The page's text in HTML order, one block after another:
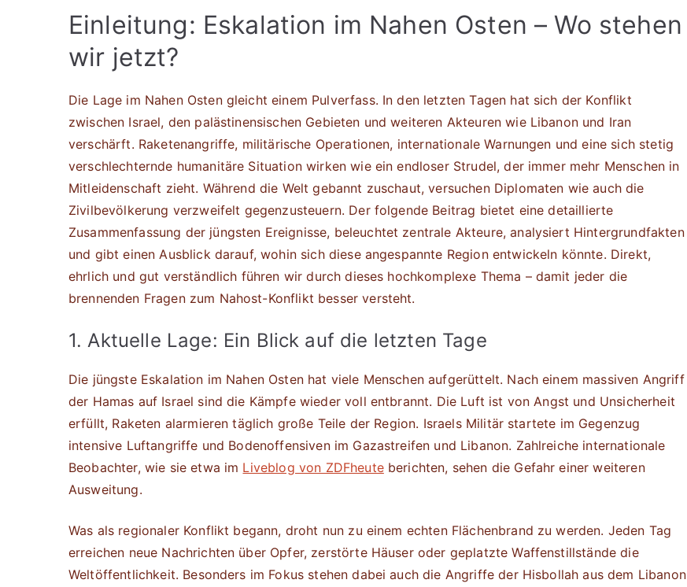
Einleitung: Eskalation im Nahen Osten – Wo stehen
wir jetzt?
Die Lage im Nahen Osten gleicht einem Pulverfass. In den letzten Tagen hat sich der Konflikt
zwischen Israel, den palästinensischen Gebieten und weiteren Akteuren wie Libanon und Iran
verschärft. Raketenangriffe, militärische Operationen, internationale Warnungen und eine sich stetig
verschlechternde humanitäre Situation wirken wie ein endloser Strudel, der immer mehr Menschen in
Mitleidenschaft zieht. Während die Welt gebannt zuschaut, versuchen Diplomaten wie auch die
Zivilbevölkerung verzweifelt gegenzusteuern. Der folgende Beitrag bietet eine detaillierte
Zusammenfassung der jüngsten Ereignisse, beleuchtet zentrale Akteure, analysiert Hintergrundfakten
und gibt einen Ausblick darauf, wohin sich diese angespannte Region entwickeln könnte. Direkt,
ehrlich und gut verständlich führen wir durch dieses hochkomplexe Thema – damit jeder die
brennenden Fragen zum Nahost-Konflikt besser versteht.
1. Aktuelle Lage: Ein Blick auf die letzten Tage
Die jüngste Eskalation im Nahen Osten hat viele Menschen aufgerüttelt. Nach einem massiven Angriff
der Hamas auf Israel sind die Kämpfe wieder voll entbrannt. Die Luft ist von Angst und Unsicherheit
erfüllt, Raketen alarmieren täglich große Teile der Region. Israels Militär startete im Gegenzug
intensive Luftangriffe und Bodenoffensiven im Gazastreifen und Libanon. Zahlreiche internationale
Beobachter, wie sie etwa im Liveblog von ZDFheuteberichten, sehen die Gefahr einer weiteren
Ausweitung.
Was als regionaler Konflikt begann, droht nun zu einem echten Flächenbrand zu werden. Jeden Tag
erreichen neue Nachrichten über Opfer, zerstörte Häuser oder geplatzte Waffenstillstände die
Weltöffentlichkeit. Besonders im Fokus stehen dabei auch die Angriffe der Hisbollah aus dem Libanon